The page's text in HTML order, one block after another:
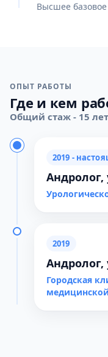
Высшее
ОПЫТ РАБОТЫ
Где и кем
Общий стаж - 15
2019 -
Андролог,
2019
Андролог,
Городская